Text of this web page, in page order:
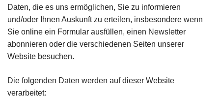
Daten, die es uns ermöglichen, Sie zu informieren
und/oder Ihnen Auskunft zu erteilen, insbesondere wenn
Sie online ein Formular ausfüllen, einen Newsletter
abonnieren oder die verschiedenen Seiten unserer
Website besuchen.
Die folgenden Daten werden auf dieser Website
verarbeitet: